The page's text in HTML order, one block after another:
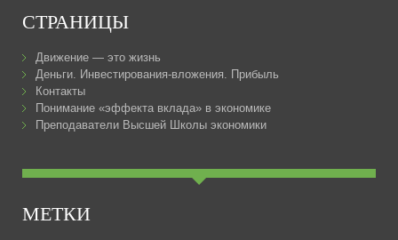
СТРАНИЦЫ
Движение — это жизнь
Деньги. Инвестирования-вложения. Прибыль
Контакты
Понимание «эффекта вклада» в экономике
Преподаватели Высшей Школы экономики
МЕТКИ